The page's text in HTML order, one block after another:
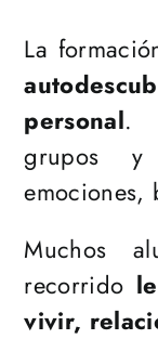
La
personal.
grupos y
emociones,
Muchos
recorrido
vivir,